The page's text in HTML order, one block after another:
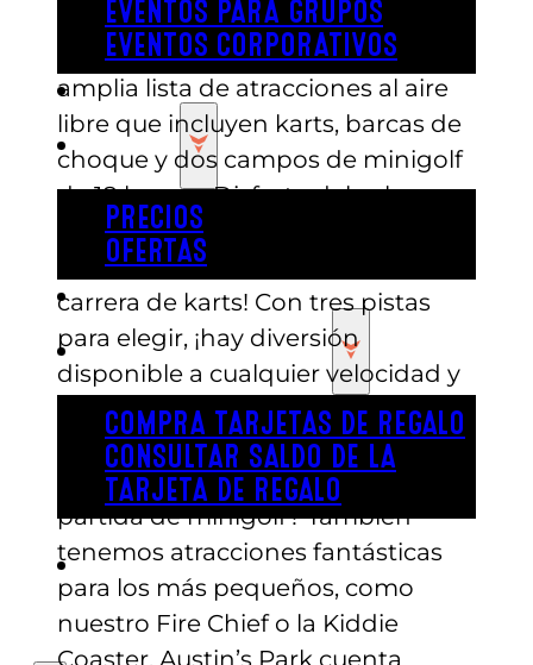
EVENTOS PARA GRUPOS
EVENTOS CORPORATIVOS
REVL
PRECIOS
PRECIOS
OFERTAS
COMPRAR ENTRADAS
TARJETAS DE REGALO
COMPRA TARJETAS DE REGALO
CONSULTAR SALDO DE LA
TARJETA DE REGALO
ENGLISH
Austin’s Park cuenta con una
amplia lista de atracciones al aire
libre que incluyen karts, barcas de
choque y dos campos de minigolf
de 18 hoyos. ¡Disfruta del sol
mientras te enfrentas a tus amigos
o familiares en una emocionante
carrera de karts! Con tres pistas
para elegir, ¡hay diversión
disponible a cualquier velocidad y
para cualquier edad! ¿O por qué
no pones a prueba tus habilidades
con el putt en una divertida
partida de minigolf? También
tenemos atracciones fantásticas
para los más pequeños, como
nuestro Fire Chief o la Kiddie
Coaster. Austin’s Park cuenta